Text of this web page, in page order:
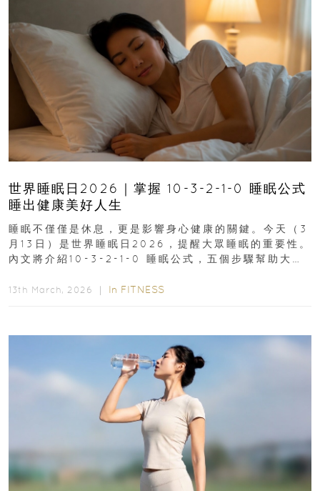
世界睡眠日2026｜掌握 10-3-2-1-0 睡眠公式
睡出健康美好人生
睡眠不僅僅是休息，更是影響身心健康的關鍵。今天（3
月13日）是世界睡眠日2026，提醒大眾睡眠的重要性。
內文將介紹10-3-2-1-0 睡眠公式，五個步驟幫助大家
13th March, 2026 ｜ In FITNESS